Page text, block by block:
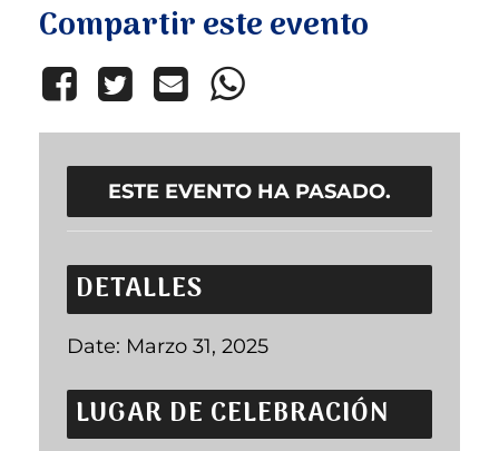
Compartir este evento
ESTE EVENTO HA PASADO.
DETALLES
Date: Marzo 31, 2025
LUGAR DE CELEBRACIÓN